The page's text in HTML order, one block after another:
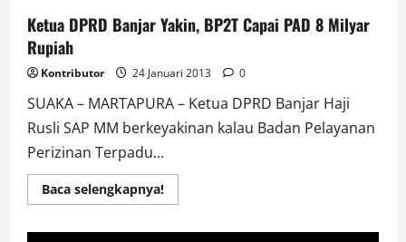
Ketua DPRD Banjar Yakin, BP2T Capai PAD 8 Milyar
Rupiah
Kontributor 24 Januari 2013 0
SUAKA – MARTAPURA – Ketua DPRD Banjar Haji
Rusli SAP MM berkeyakinan kalau Badan Pelayanan
Perizinan Terpadu...
Baca selengkapnya!Read
more